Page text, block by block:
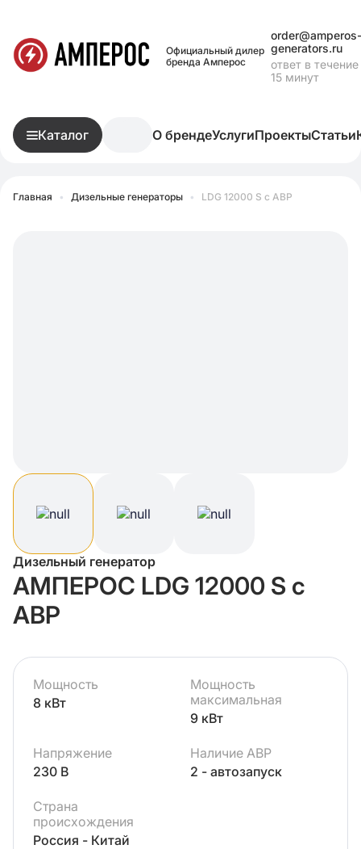
Официальный дилер
бренда Амперос
order@amperos-
generators.ru
ответ в течение
15 минут
Каталог О брендеУслугиПроектыСтатьи
Главная • Дизельные генераторы • LDG 12000 S с АВР
Дизельный генератор
АМПЕРОС LDG 12000 S с
АВР
Мощность
8 кВт
Мощность
максимальная
9 кВт
Напряжение
230 В
Наличие АВР
2 - автозапуск
Страна
происхождения
Россия - Китай